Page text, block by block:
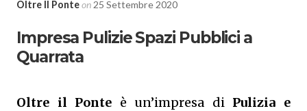
Oltre Il Ponteon25 Settembre 2020
Impresa Pulizie Spazi Pubblici a
Quarrata
Oltre il Ponte è un’impresa di Pulizia e